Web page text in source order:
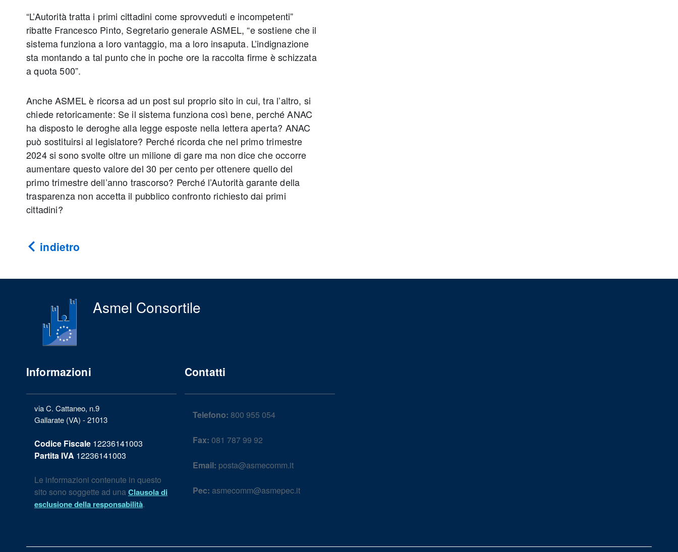
“L’Autorità tratta i primi cittadini come sprovveduti e incompetenti”
ribatte Francesco Pinto, Segretario generale ASMEL, “e sostiene che il
sistema funziona a loro vantaggio, ma a loro insaputa. L’indignazione
sta montando a tal punto che in poche ore la raccolta firme è schizzata
a quota 500”.
Anche ASMEL è ricorsa ad un post sul proprio sito in cui, tra l’altro, si
chiede retoricamente: Se il sistema funziona così bene, perché ANAC
ha disposto le deroghe alla legge esposte nella lettera aperta? ANAC
può sostituirsi al legislatore? Perché ricorda che nel primo trimestre
2024 si sono svolte oltre un milione di gare ma non dice che occorre
aumentare questo valore del 30 per cento per ottenere quello del
primo trimestre dell’anno trascorso? Perché l’Autorità garante della
trasparenza non accetta il pubblico confronto richiesto dai primi
cittadini?
indietro
Asmel Consortile
Informazioni
via C. Cattaneo, n.9
Gallarate (VA) - 21013
Codice Fiscale 12236141003
Partita IVA 12236141003
Le informazioni contenute in questo
sito sono soggette ad unaClausola di
esclusione della responsabilità.
Contatti
Telefono: 800 955 054
Fax: 081 787 99 92
Email: posta@asmecomm.it
Pec: asmecomm@asmepec.it